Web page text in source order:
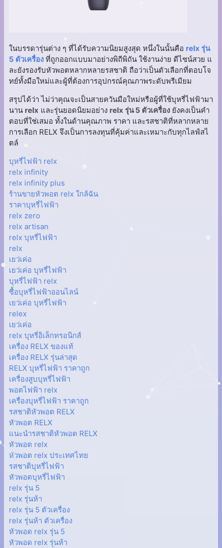
ในบรรดารุ่นต่าง ๆ ที่ได้รับความนิยมสูงสุด หนึ่งในนั้นคือ relx รุ่น
5 ตัวเครื่อง ที่ถูกออกแบบมาอย่างพิถีพิถัน ใช้งานง่าย ดีไซน์สวย แ
ละยังรองรับหัวพอตหลากหลายรสชาติ ถือว่าเป็นตัวเลือกที่ตอบโจ
ทย์ทั้งมือใหม่และผู้ที่ต้องการอุปกรณ์คุณภาพระดับพรีเมียม
สรุปได้ว่า ไม่ว่าคุณจะเป็นสายควันมือใหม่หรือผู้ที่ใช้บุหรี่ไฟฟ้ามา
นาน relx และรุ่นยอดนิยมอย่าง relx รุ่น 5 ตัวเครื่อง ยังคงเป็นคำ
ตอบที่ใช่เสมอ ทั้งในด้านคุณภาพ ราคา และรสชาติที่หลากหลาย
การเลือก RELX จึงเป็นการลงทุนที่คุ้มค่าและเหมาะกับทุกไลฟ์สไ
ตล์
บุหรี่ไฟฟ้า relx
relx infinity
relx infinity plus
ร้านขายหัวพอต relx ใกล้ฉัน
ราคาบุหรี่ไฟฟ้า
relx zero
relx artisan
relx บุหรี่ไฟฟ้า
relx
เยว่เค่อ
เยว่เค่อ บุหรี่ไฟฟ้า
บุหรี่ไฟฟ้า relx
ซื้อบุหรี่ไฟฟ้าออนไลน์
เยว่เค่อ บุหรี่ไฟฟ้า
relex
เยว่เค่อ
relx บุหรี่อิเล็กทรอนิกส์
เครื่อง RELX ของแท้
เครื่อง RELX รุ่นล่าสุด
RELX บุหรี่ไฟฟ้า ราคาถูก
เครื่องสูบบุหรี่ไฟฟ้า
พอตไฟฟ้า relx
เครื่องบุหรี่ไฟฟ้า ราคาถูก
รสชาติหัวพอต RELX
หัวพอต RELX
แนะนำรสชาติหัวพอต RELX
หัวพอต relx
หัวพอต relx ประเทศไทย
รสชาติบุหรี่ไฟฟ้า
หัวพอตบุหรี่ไฟฟ้า
relx รุ่น 5
relx รุ่นห้า
relx รุ่น 5 ตัวเครื่อง
relx รุ่นห้า ตัวเครื่อง
หัวพอด relx รุ่น 5
หัวพอด relx รุ่นห้า